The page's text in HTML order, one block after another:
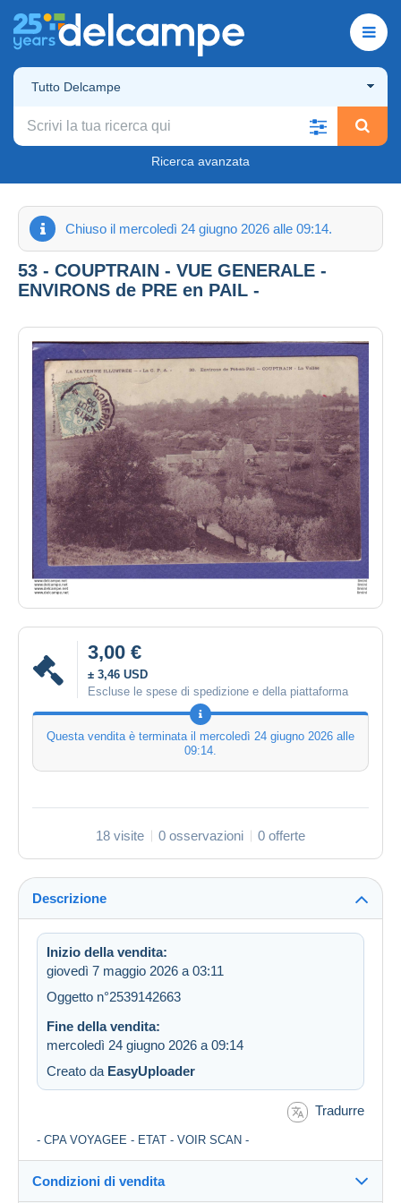
Tutto Delcampe
Ricerca avanzata
Chiuso il mercoledì 24 giugno 2026 alle 09:14.
53 - COUPTRAIN - VUE GENERALE -
ENVIRONS de PRE en PAIL -
3,00 €
± 3,46 USD
Escluse le spese di spedizione e della piattaforma
Questa vendita è terminata il mercoledì 24 giugno 2026 alle
09:14.
18 visite 0 osservazioni 0 offerte
Descrizione
Inizio della vendita:
giovedì 7 maggio 2026 a 03:11
Oggetto n°2539142663
Fine della vendita:
mercoledì 24 giugno 2026 a 09:14
Creato da EasyUploader
Tradurre
- CPA VOYAGEE - ETAT - VOIR SCAN -
Condizioni di vendita